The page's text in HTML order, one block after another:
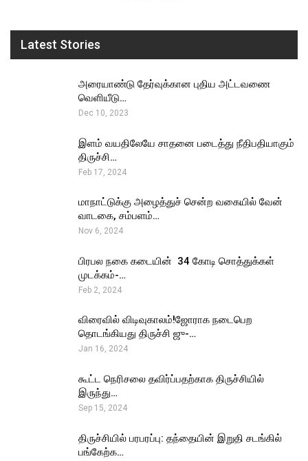
Latest Stories
அரையாண்டு தேர்வுக்கான புதிய அட்டவணை
வெளியீடு…
Dec 10, 2023
இளம் வயதிலேயே சாதனை படைத்து நீதிபதியாகும்
திருச்சி…
Feb 17, 2024
மாநாட்டுக்கு அழைத்துச் சென்ற வகையில் வேன்
வாடகை, சம்பளம்…
Nov 6, 2024
பிரபல நகை கடையின் ₹ 34 கோடி சொத்துக்கள்
முடக்கம்-…
Feb 2, 2024
விரைவில் விடிவுகாலம்!ஜோராக நடைபெற
தொடங்கியது திருச்சி ஜு-…
Jan 16, 2024
கூட்ட நெரிசலை தவிர்ப்பதற்காக திருச்சியில்
இருந்து…
Sep 15, 2024
திருச்சியில் பரபரப்பு: தந்தையின் இறுதி சடங்கில்
பங்கேற்க…